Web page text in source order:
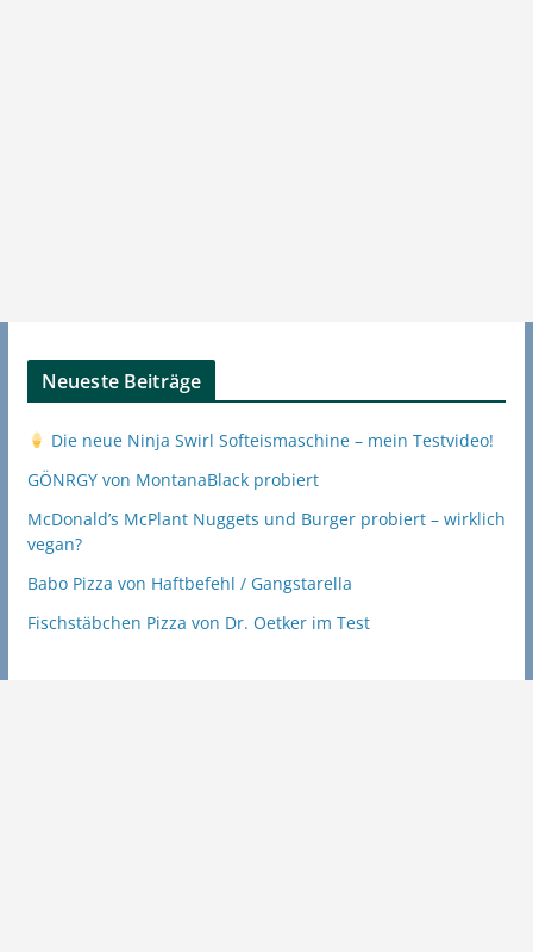
Neueste Beiträge
Die neue Ninja Swirl Softeismaschine – mein Testvideo!
GÖNRGY von MontanaBlack probiert
McDonald’s McPlant Nuggets und Burger probiert – wirklich
vegan?
Babo Pizza von Haftbefehl / Gangstarella
Fischstäbchen Pizza von Dr. Oetker im Test